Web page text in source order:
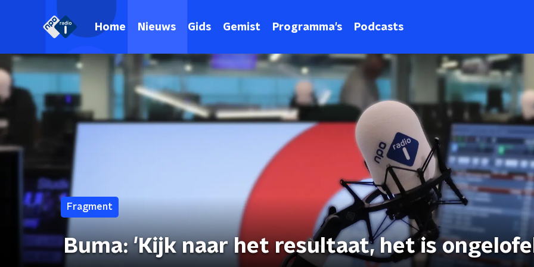
Home Nieuws Gids Gemist Programma's Podcasts
Fragment
Buma: 'Kijk naar het resultaat, het is